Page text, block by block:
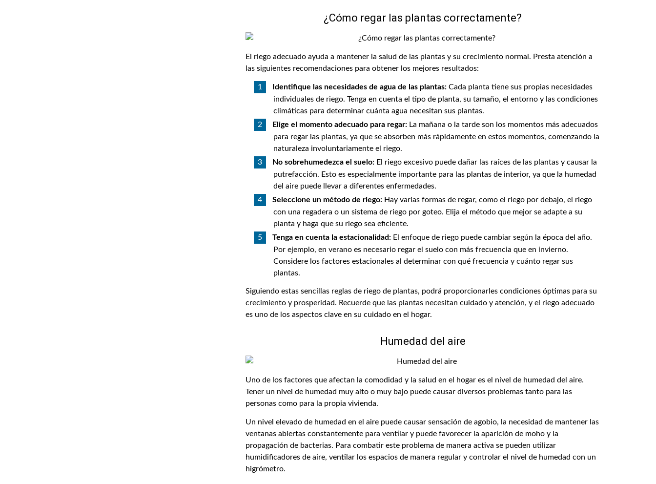
¿Cómo regar las plantas correctamente?
El riego adecuado ayuda a mantener la salud de las plantas y su crecimiento normal. Presta atención a
las siguientes recomendaciones para obtener los mejores resultados:
Identifique las necesidades de agua de las plantas: Cada planta tiene sus propias necesidades
individuales de riego. Tenga en cuenta el tipo de planta, su tamaño, el entorno y las condiciones
climáticas para determinar cuánta agua necesitan sus plantas.
Elige el momento adecuado para regar: La mañana o la tarde son los momentos más adecuados
para regar las plantas, ya que se absorben más rápidamente en estos momentos, comenzando la
naturaleza involuntariamente el riego.
No sobrehumedezca el suelo: El riego excesivo puede dañar las raíces de las plantas y causar la
putrefacción. Esto es especialmente importante para las plantas de interior, ya que la humedad
del aire puede llevar a diferentes enfermedades.
Seleccione un método de riego: Hay varias formas de regar, como el riego por debajo, el riego
con una regadera o un sistema de riego por goteo. Elija el método que mejor se adapte a su
planta y haga que su riego sea eficiente.
Tenga en cuenta la estacionalidad: El enfoque de riego puede cambiar según la época del año.
Por ejemplo, en verano es necesario regar el suelo con más frecuencia que en invierno.
Considere los factores estacionales al determinar con qué frecuencia y cuánto regar sus
plantas.
Siguiendo estas sencillas reglas de riego de plantas, podrá proporcionarles condiciones óptimas para su
crecimiento y prosperidad. Recuerde que las plantas necesitan cuidado y atención, y el riego adecuado
es uno de los aspectos clave en su cuidado en el hogar.
Humedad del aire
Uno de los factores que afectan la comodidad y la salud en el hogar es el nivel de humedad del aire.
Tener un nivel de humedad muy alto o muy bajo puede causar diversos problemas tanto para las
personas como para la propia vivienda.
Un nivel elevado de humedad en el aire puede causar sensación de agobio, la necesidad de mantener las
ventanas abiertas constantemente para ventilar y puede favorecer la aparición de moho y la
propagación de bacterias. Para combatir este problema de manera activa se pueden utilizar
humidificadores de aire, ventilar los espacios de manera regular y controlar el nivel de humedad con un
higrómetro.